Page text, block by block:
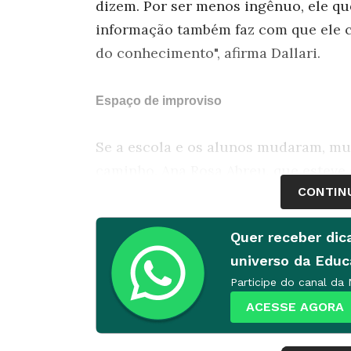
dizem. Por ser menos ingênuo, ele
informação também faz com que
do conhecimento", afirma Dallari.
Espaço de improviso
Se a escola e os alunos mudaram,
caminho. Ana Rosa Abreu, que
Ministério da Educação, compara o
precisa saber improvisar. Mas
estudo, leitura e planejamento e
mais o professor tematiza com seus
mais tem condições de lidar com
grupos se solidificam, muda a
questões, não saber tudo. Só assim
Quer receber
universo da
Participe do canal da
ACESSE AGORA